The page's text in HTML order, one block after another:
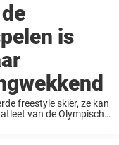
is
freestyle skiër, ze kan
van de Olympische